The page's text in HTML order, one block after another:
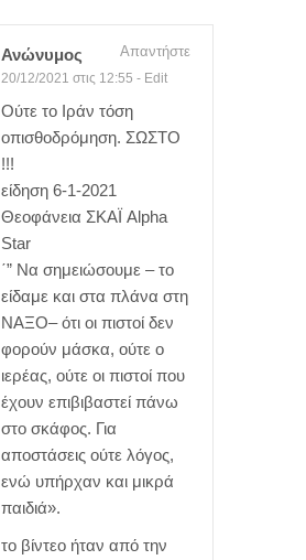
Ανώνυμος
20/12/2021 στις 12:55 - Edit
Απαντήστε
Ούτε το Ιράν τόση
οπισθοδρόμηση. ΣΩΣΤΟ
!!!
είδηση 6-1-2021
Θεοφάνεια ΣΚΑΪ Alpha
Star
΄” Να σημειώσουμε – το
είδαμε και στα πλάνα στη
ΝΑΞΟ– ότι οι πιστοί δεν
φορούν μάσκα, ούτε ο
ιερέας, ούτε οι πιστοί που
έχουν επιβιβαστεί πάνω
στο σκάφος. Για
αποστάσεις ούτε λόγος,
ενώ υπήρχαν και μικρά
παιδιά».
το βίντεο ήταν από την